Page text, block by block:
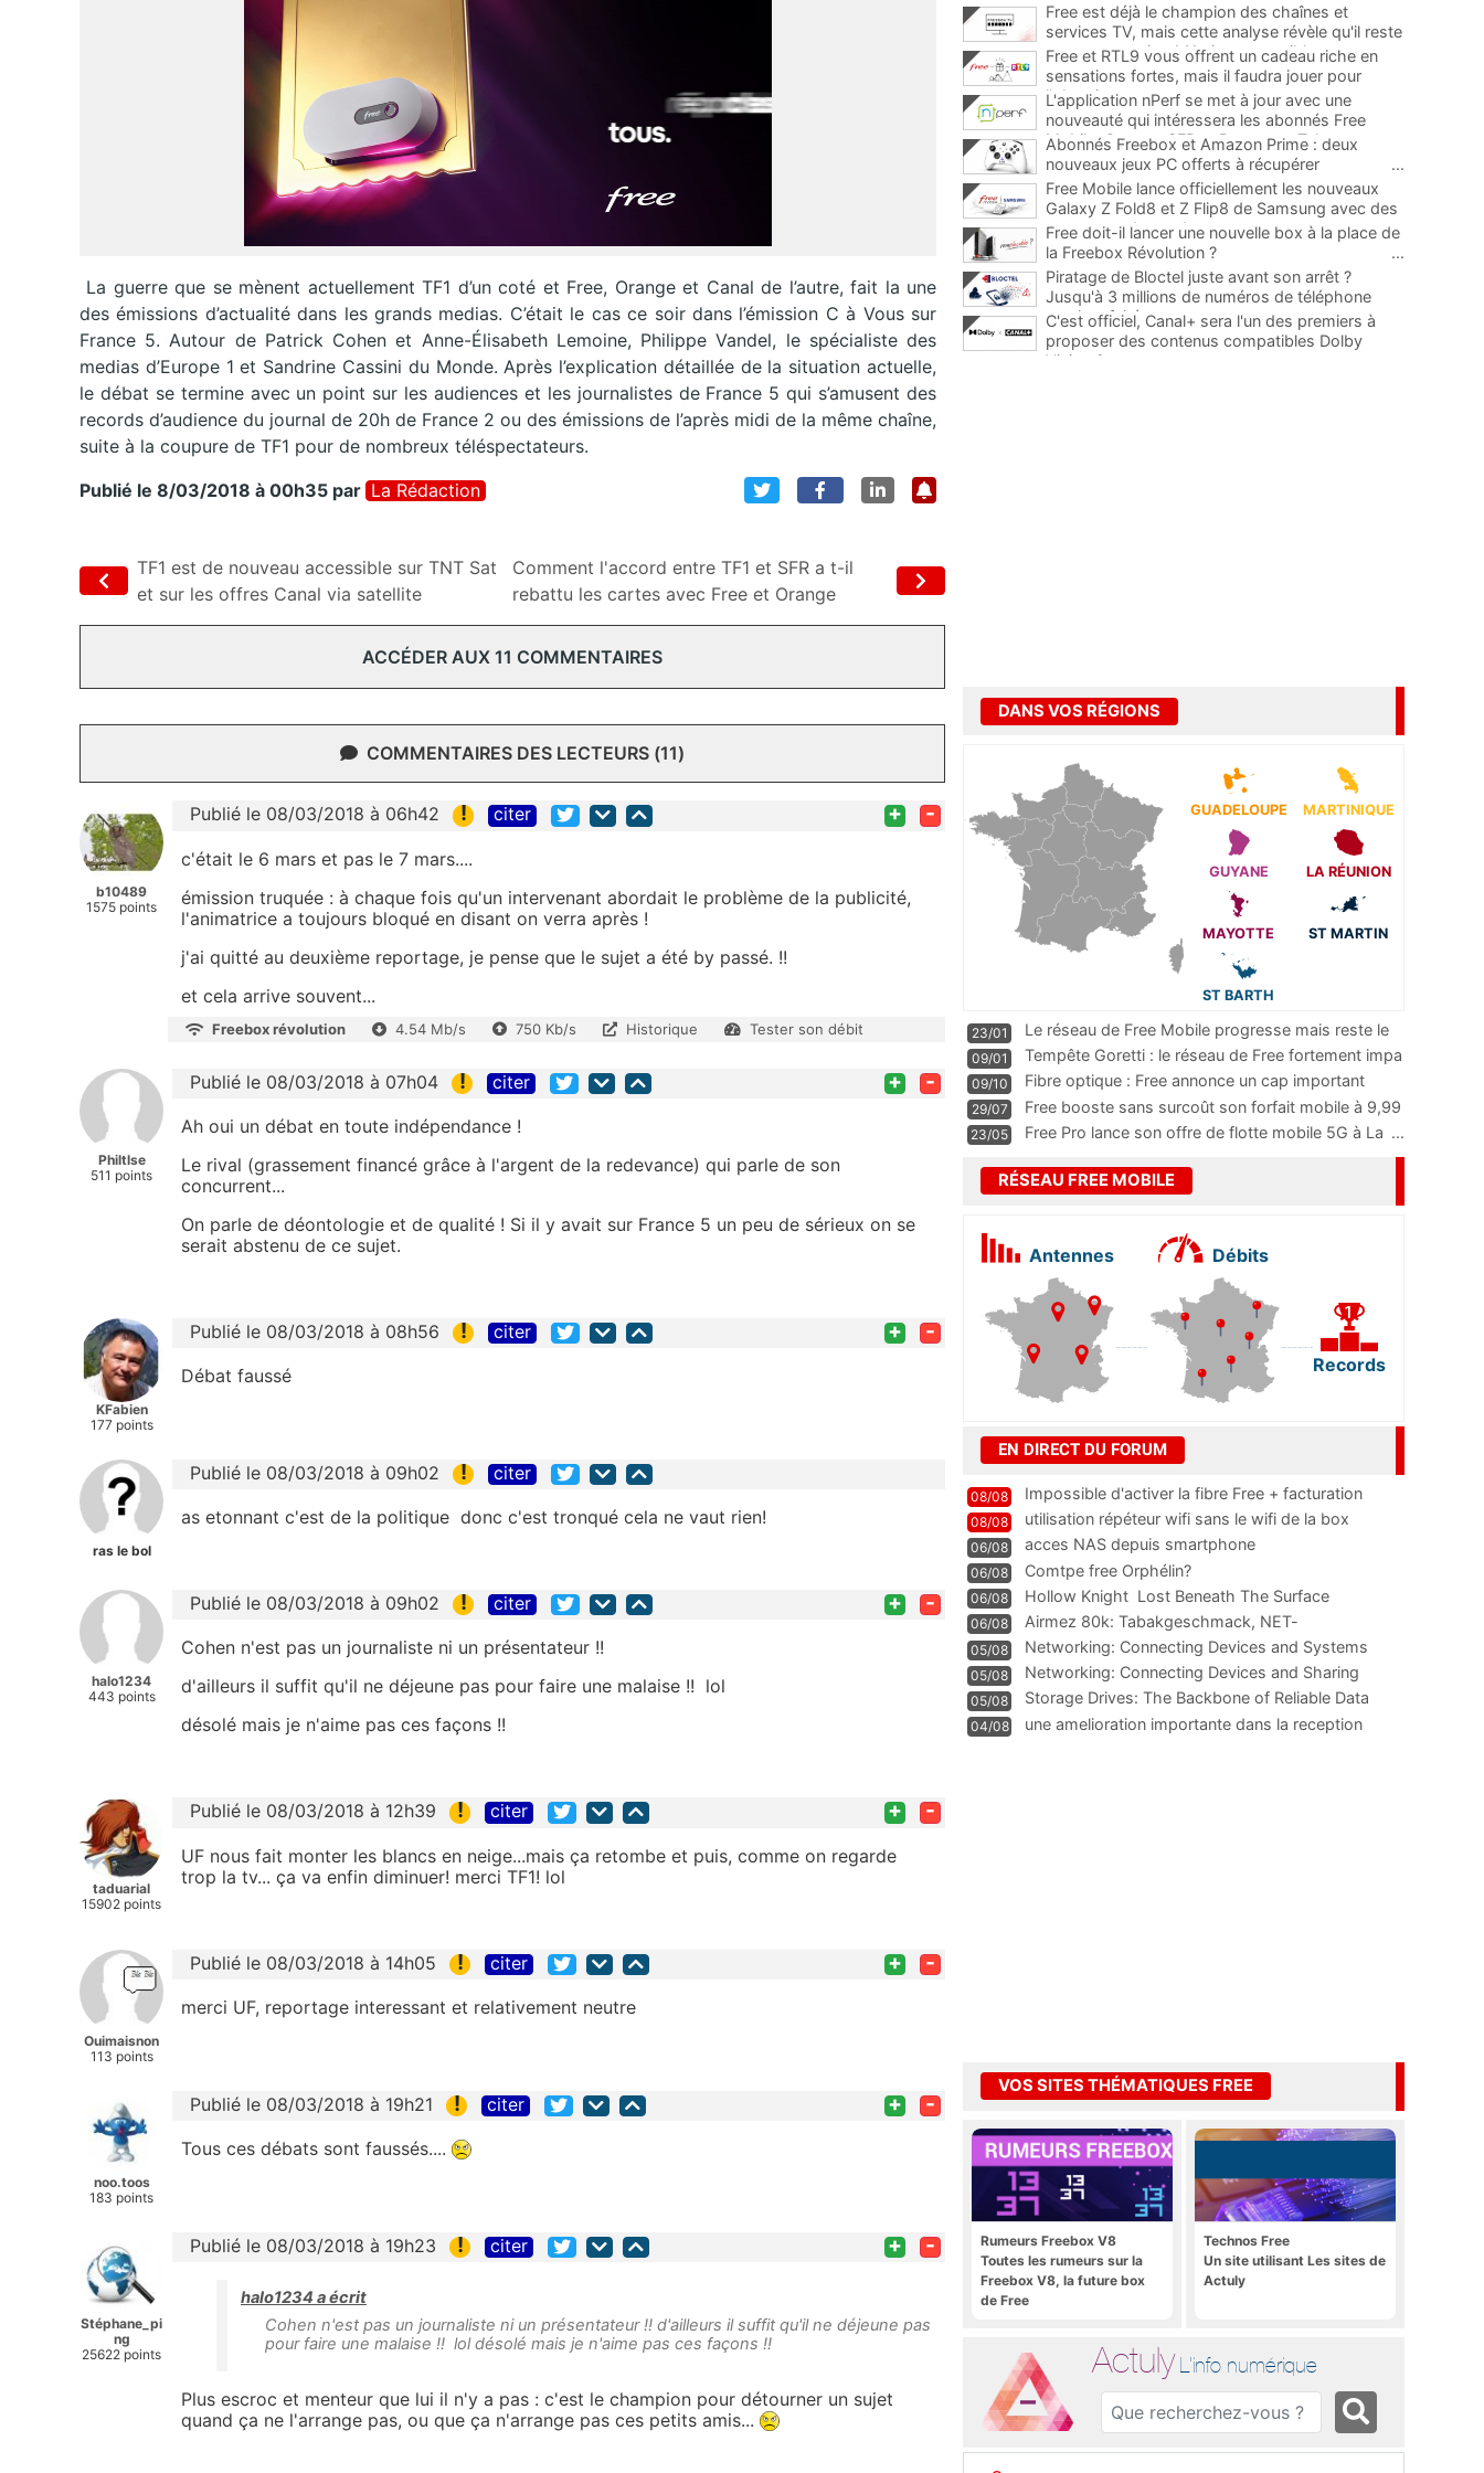
La guerre que se mènent actuellement TF1 d’un coté et Free, Orange et Canal de l’autre, fait la une
des émissions d’actualité dans les grands medias. C’était le cas ce soir dans l’émission C à Vous sur
France 5. Autour de Patrick Cohen et Anne-Élisabeth Lemoine, Philippe Vandel, le spécialiste des
medias d’Europe 1 et Sandrine Cassini du Monde. Après l’explication détaillée de la situation actuelle,
le débat se termine avec un point sur les audiences et les journalistes de France 5 qui s’amusent des
records d’audience du journal de 20h de France 2 ou des émissions de l’après midi de la même chaîne,
suite à la coupure de TF1 pour de nombreux téléspectateurs.
Publié le 8/03/2018 à 00h35 par La Rédaction
TF1 est de nouveau accessible sur TNT Sat
et sur les offres Canal via satellite
Comment l'accord entre TF1 et SFR a t-il
rebattu les cartes avec Free et Orange
ACCÉDER AUX 11 COMMENTAIRES
COMMENTAIRES DES LECTEURS (11)
b10489
1575 points
Publié le 08/03/2018 à 06h42 ! citer + -
c'était le 6 mars et pas le 7 mars....
émission truquée : à chaque fois qu'un intervenant abordait le problème de la publicité,
l'animatrice a toujours bloqué en disant on verra après !
j'ai quitté au deuxième reportage, je pense que le sujet a été by passé. !!
et cela arrive souvent...
Freebox révolution 4.54 Mb/s 750 Kb/s Historique Tester son débit
Philtlse
511 points
Publié le 08/03/2018 à 07h04 ! citer + -
Ah oui un débat en toute indépendance !
Le rival (grassement financé grâce à l'argent de la redevance) qui parle de son
concurrent...
On parle de déontologie et de qualité ! Si il y avait sur France 5 un peu de sérieux on se
serait abstenu de ce sujet.
KFabien
177 points
Publié le 08/03/2018 à 08h56 ! citer + -
Débat faussé
ras le bol
Publié le 08/03/2018 à 09h02 ! citer
as etonnant c'est de la politique donc c'est tronqué cela ne vaut rien!
halo1234
443 points
Publié le 08/03/2018 à 09h02 ! citer + -
Cohen n'est pas un journaliste ni un présentateur !!
d'ailleurs il suffit qu'il ne déjeune pas pour faire une malaise !! lol
désolé mais je n'aime pas ces façons !!
taduarial
15902 points
Publié le 08/03/2018 à 12h39 ! citer + -
UF nous fait monter les blancs en neige...mais ça retombe et puis, comme on regarde
trop la tv... ça va enfin diminuer! merci TF1! lol
Ouimaisnon
113 points
Publié le 08/03/2018 à 14h05 ! citer + -
merci UF, reportage interessant et relativement neutre
noo.toos
183 points
Publié le 08/03/2018 à 19h21 ! citer + -
Tous ces débats sont faussés....
Stéphane_pi
ng
25622 points
Publié le 08/03/2018 à 19h23 ! citer + -
halo1234 a écrit
Cohen n'est pas un journaliste ni un présentateur !! d'ailleurs il suffit qu'il ne déjeune pas
pour faire une malaise !! lol désolé mais je n'aime pas ces façons !!
Plus escroc et menteur que lui il n'y a pas : c'est le champion pour détourner un sujet
quand ça ne l'arrange pas, ou que ça n'arrange pas ces petits amis...
Free est déjà le champion des chaînes et
services TV, mais cette analyse révèle qu'il reste
encore au moins 141 ajouts possibles
Free et RTL9 vous offrent un cadeau riche en
sensations fortes, mais il faudra jouer pour
l'obtenir
L'application nPerf se met à jour avec une
nouveauté qui intéressera les abonnés Free
Mobile, Orange, SFR et Bouygues Telecom
Abonnés Freebox et Amazon Prime : deux
nouveaux jeux PC offerts à récupérer
...
Free Mobile lance officiellement les nouveaux
Galaxy Z Fold8 et Z Flip8 de Samsung avec des
promos et des cadeaux
...
Free doit-il lancer une nouvelle box à la place de
la Freebox Révolution ?
...
Piratage de Bloctel juste avant son arrêt ?
Jusqu'à 3 millions de numéros de téléphone
auraient fuité
C'est officiel, Canal+ sera l'un des premiers à
proposer des contenus compatibles Dolby
Vision 2
DANS VOS RÉGIONS
GUADELOUPE MARTINIQUE
GUYANE LA RÉUNION
MAYOTTE ST MARTIN
ST BARTH
23/01
Le réseau de Free Mobile progresse mais reste le
m
...
09/01
Tempête Goretti : le réseau de Free fortement impa
09/10
Fibre optique : Free annonce un cap important
pass
...
29/07
Free booste sans surcoût son forfait mobile à 9,99
23/05 Free Pro lance son offre de flotte mobile 5G à La ...
RÉSEAU FREE MOBILE
Antennes Débits
Records
EN DIRECT DU FORUM
08/08
Impossible d'activer la fibre Free + facturation
résiliation
08/08 utilisation répéteur wifi sans le wifi de la box
06/08 acces NAS depuis smartphone
06/08 Comtpe free Orphélin?
06/08 Hollow Knight  Lost Beneath The Surface
06/08
Airmez 80k: Tabakgeschmack, NET-
Technologie und Leistung im
05/08 Networking: Connecting Devices and Systems
05/08
Networking: Connecting Devices and Sharing
Information
05/08
Storage Drives: The Backbone of Reliable Data
Management
04/08
une amelioration importante dans la reception
VOS SITES THÉMATIQUES FREE
Rumeurs Freebox V8
Toutes les rumeurs sur la
Freebox V8, la future box
de Free
Technos Free
Un site utilisant Les sites de
Actuly
Actuly L'info numérique